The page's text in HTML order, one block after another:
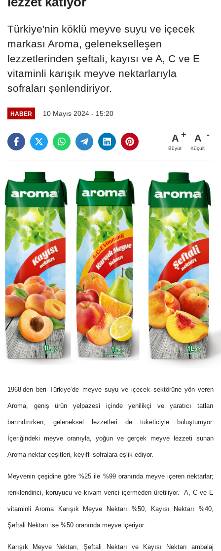
Türkiye'nin köklü meyve suyu ve içecek
markası Aroma, gelenekselleşen
lezzetlerinden şeftali, kayısı ve A, C ve E
vitaminli karışık meyve nektarlarıyla
sofraları şenlendiriyor.
HABER 10 Mayıs 2024 - 15:20
A
Büyüt
A
Küçült
1968’den beri Türkiye’de meyve suyu ve içecek sektörüne yön veren
Aroma, geniş ürün yelpazesi içinde yenilikçi ve yaratıcı tatları
barındırırken, geleneksel lezzetleri de tüketiciyle buluşturuyor.
İçeriğindeki meyve oranıyla, yoğun ve gerçek meyve lezzeti sunan
Aroma nektar çeşitleri, keyifli sofralara eşlik ediyor.
Meyvenin çeşidine göre %25 ile %99 oranında meyve içeren nektarlar;
renklendirici, koruyucu ve kıvam verici içermeden üretiliyor. A, C ve E
vitaminli Aroma Karışık Meyve Nektarı %50, Kayısı Nektarı %40,
Şeftali Nektarı ise %50 oranında meyve içeriyor.
Karışık Meyve Nektarı, Şeftali Nektarı ve Kayısı Nektarı ambalaj